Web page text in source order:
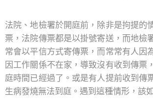
法院、地檢署於開庭前，除非是拘提的
票，法院傳票都是以掛號寄送，而地檢
常會以平信方式寄傳票，而常常有人因
因工作關係不在家，導致沒有收到傳票
庭時間已經過了。或是有人提前收到傳
生病發燒無法到庭。遇到這種情形，該